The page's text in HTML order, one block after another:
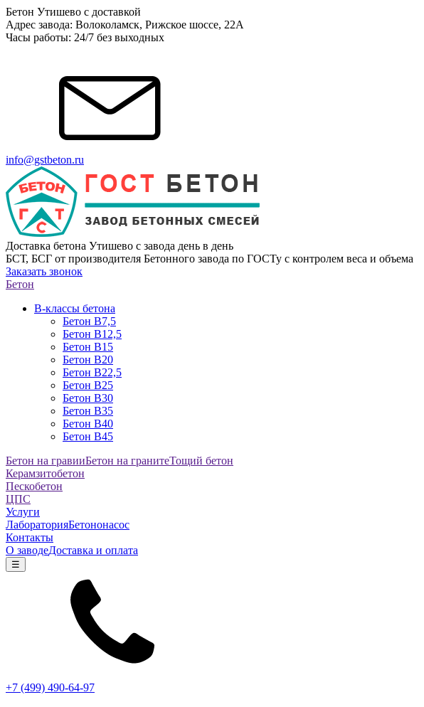
Бетон Утишево с доставкой
Адрес завода: Волоколамск, Рижское шоссе, 22А
Часы работы: 24/7 без выходных
info@gstbeton.ru
Доставка бетона Утишево с завода день в день
БСТ, БСГ от производителя Бетонного завода по ГОСТу с контролем веса и объема
Заказать звонок
Бетон
В-классы бетона
Бетон B7,5
Бетон B12,5
Бетон B15
Бетон B20
Бетон B22,5
Бетон B25
Бетон B30
Бетон B35
Бетон B40
Бетон B45
Бетон на гравииБетон на гранитеТощий бетон
Керамзитобетон
Пескобетон
ЦПС
Услуги
ЛабораторияБетононасос
Контакты
О заводеДоставка и оплата
☰
+7 (499) 490-64-97